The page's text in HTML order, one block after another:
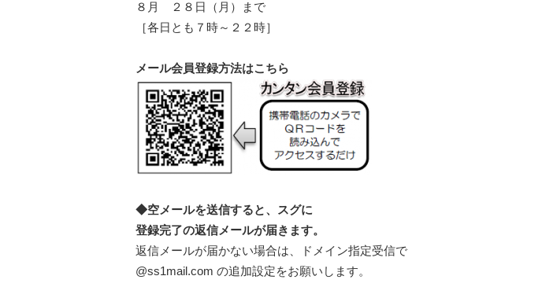
８月 ２８日（月）まで
［各日とも７時～２２時］
メール会員登録方法はこちら
◆空メールを送信すると、スグに
登録完了の返信メールが届きます。
返信メールが届かない場合は、ドメイン指定受信で
@ss1mail.com の追加設定をお願いします。